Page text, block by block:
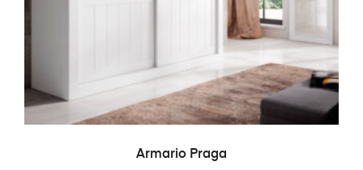
LEER MÁS
Armario Praga